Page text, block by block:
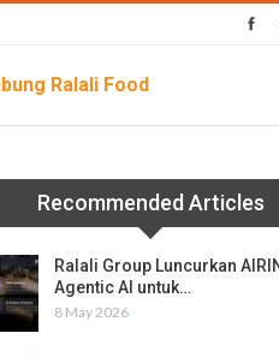
Ralali Food
Recommended Articles
Ralali Group Luncurkan
Agentic AI untuk…
8 May 2026